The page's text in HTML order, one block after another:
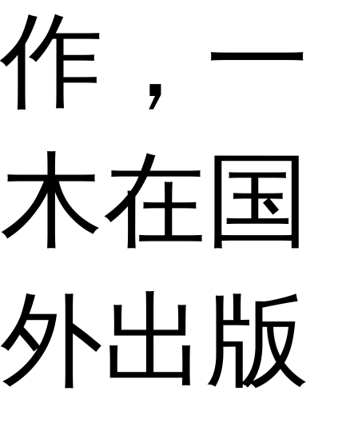
作，一
木在国
外出版